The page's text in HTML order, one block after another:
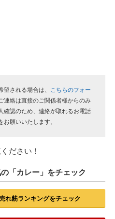
望される場合は、 こちらのフォー
絡は直接のご関係者様からのみ
確認のため、連絡が取れるお電話
願いいたします。
ださい！
「カレー」をチェック
れ筋ランキングをチェック